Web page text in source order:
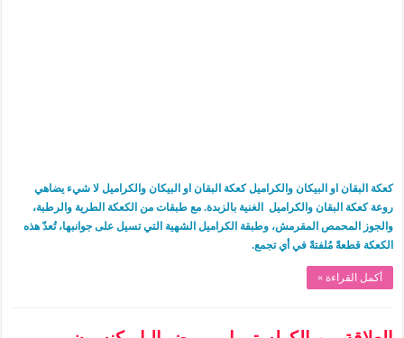
كعكة البقان او البيكان والكراميل كعكة البقان او البيكان والكراميل لا شيء يضاهي
روعة كعكة البقان والكراميل الغنية بالزبدة. مع طبقات من الكعكة الطرية والرطبة،
والجوز المحمص المقرمش، وطبقة الكراميل الشهية التي تسيل على جوانبها، تُعدّ هذه
الكعكة قطعةً مُلفتةً في أي تجمع.
أكمل القراءة »